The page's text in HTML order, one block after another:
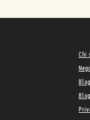
Chi